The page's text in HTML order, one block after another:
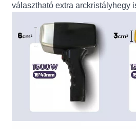
választható extra arckristályhegy